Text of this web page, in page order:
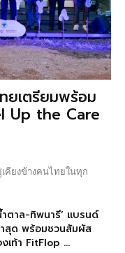
ยเตรียมพร้อม
Up the Care
คียงข้างคนไทยในทุก
ตาล-ทิพนารี’ แบรนด์
สุด พร้อมชวนสัมผัส
เท้า FitFlop ...